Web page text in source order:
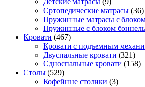
Детские матрасы (9)
Ортопедические матрасы (36)
Пружинные матрасы с
Пружинные с блоком боннель
Кровати (467)
Кровати с подъемным
Двуспальные кровати (321)
Односпальные кровати (158)
Столы (529)
Кофейные столики (3)